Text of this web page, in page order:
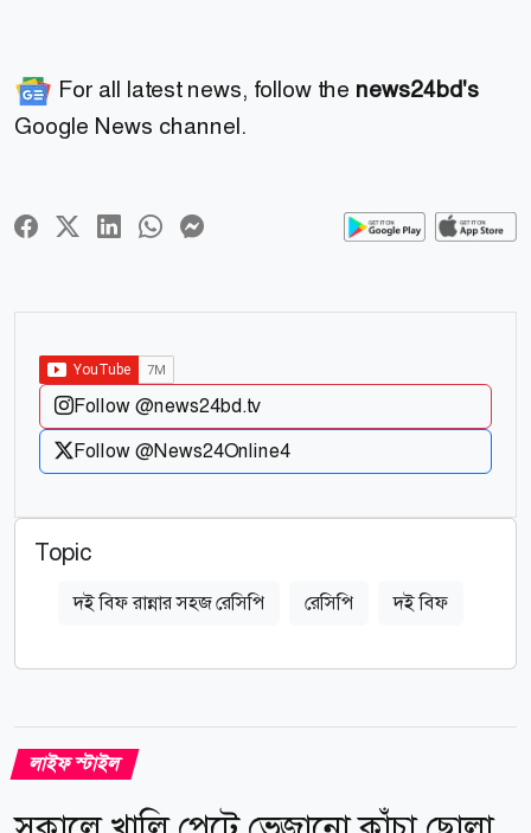
For all latest news, follow the news24bd's
Google News channel.
Follow @news24bd.tv
Follow @News24Online4
Topic
দই বিফ রান্নার সহজ রেসিপি রেসিপি দই বিফ
লাইফ স্টাইল